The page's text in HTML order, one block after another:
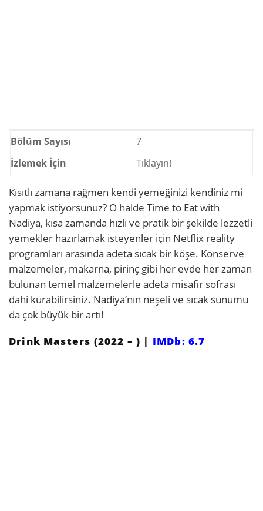
Bölüm Sayısı
7
İzlemek İçin
Tıklayın!
Kısıtlı zamana rağmen kendi yemeğinizi kendiniz mi
yapmak istiyorsunuz? O halde Time to Eat with
Nadiya, kısa zamanda hızlı ve pratik bir şekilde lezzetli
yemekler hazırlamak isteyenler için Netflix reality
programları arasında adeta sıcak bir köşe. Konserve
malzemeler, makarna, pirinç gibi her evde her zaman
bulunan temel malzemelerle adeta misafir sofrası
dahi kurabilirsiniz. Nadiya’nın neşeli ve sıcak sunumu
da çok büyük bir artı!
Drink Masters (2022 – ) | IMDb: 6.7